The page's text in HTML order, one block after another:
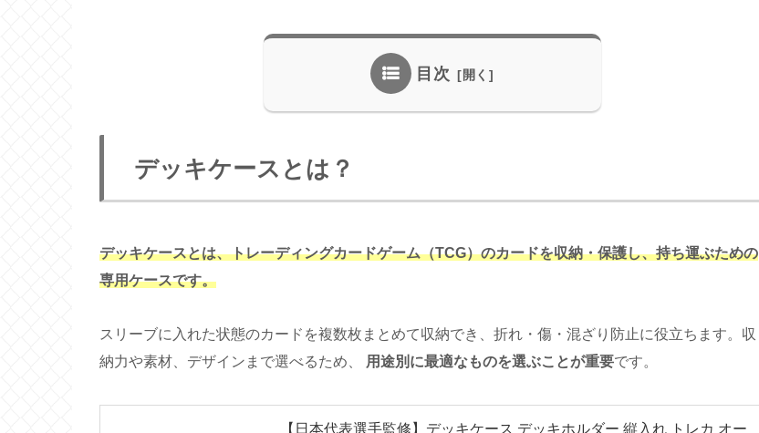
目次
デッキケースとは？
デッキケースとは、トレーディングカードゲーム（TCG）のカードを収納・保護し、持ち運ぶための
専用ケースです。
スリーブに入れた状態のカードを複数枚まとめて収納でき、折れ・傷・混ざり防止に役立ちます。収
納力や素材、デザインまで選べるため、
用途別に最適なものを選ぶことが重要です。
【日本代表選手監修】デッキケース デッキホルダー 縦入れ トレカ オー